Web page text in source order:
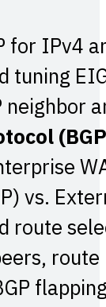
for IPv4
tuning
neighbor
vs.
route